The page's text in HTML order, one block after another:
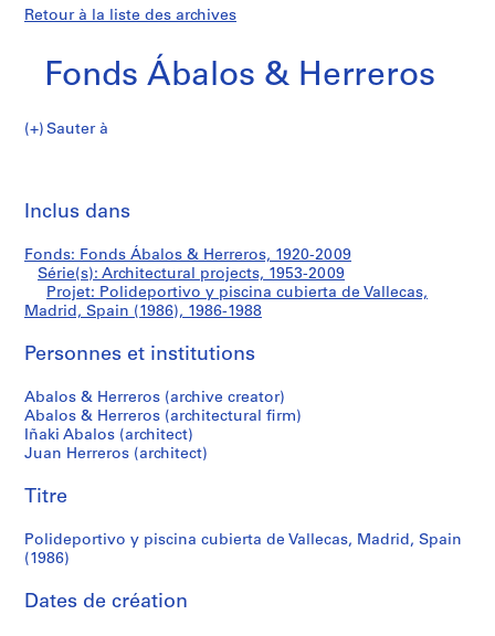
Retour à la liste des archives
Fonds Ábalos & Herreros
Sauter à
d
s
Á
a
o
&
H
e
r
r
o
s
y
piscina
cubierta
de
Vallecas,
Madrid,
Spain
(1986)
Inclus dans
Fonds: Fonds Ábalos & Herreros, 1920-2009
Série(s): Architectural projects, 1953-2009
Projet: Polideportivo y piscina cubierta de Vallecas,
Madrid, Spain (1986), 1986-1988
Personnes et institutions
Abalos & Herreros (archive creator)
Abalos & Herreros (architectural firm)
Iñaki Abalos (architect)
Juan Herreros (architect)
Titre
Polideportivo y piscina cubierta de Vallecas, Madrid, Spain
(1986)
Dates de création